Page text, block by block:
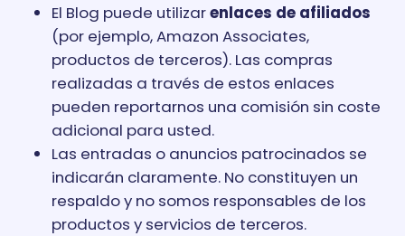
El Blog puede utilizarenlaces de afiliados
(por ejemplo, Amazon Associates,
productos de terceros). Las compras
realizadas a través de estos enlaces
pueden reportarnos una comisión sin coste
adicional para usted.
Las entradas o anuncios patrocinados se
indicarán claramente. No constituyen un
respaldo y no somos responsables de los
productos y servicios de terceros.